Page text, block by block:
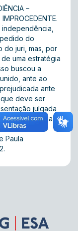
–
do
do juri, mas, por
uma estratégia
buscou a
ante ao
ante
deve ser
julgada
Presidente da
de Paula
Paula